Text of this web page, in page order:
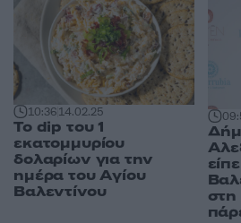
10:3614.02.25
To dip του 1
εκατομμυρίου
δολαρίων για την
ημέρα του Αγίου
Βαλεντίνου
στη